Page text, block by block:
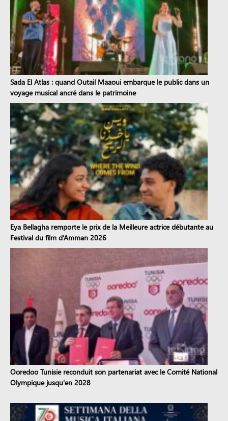
Sada El Atlas : quand Outail Maaoui embarque le public dans un
voyage musical ancré dans le patrimoine
Eya Bellagha remporte le prix de la Meilleure actrice débutante au
Festival du film d’Amman 2026
Ooredoo Tunisie reconduit son partenariat avec le Comité National
Olympique jusqu'en 2028